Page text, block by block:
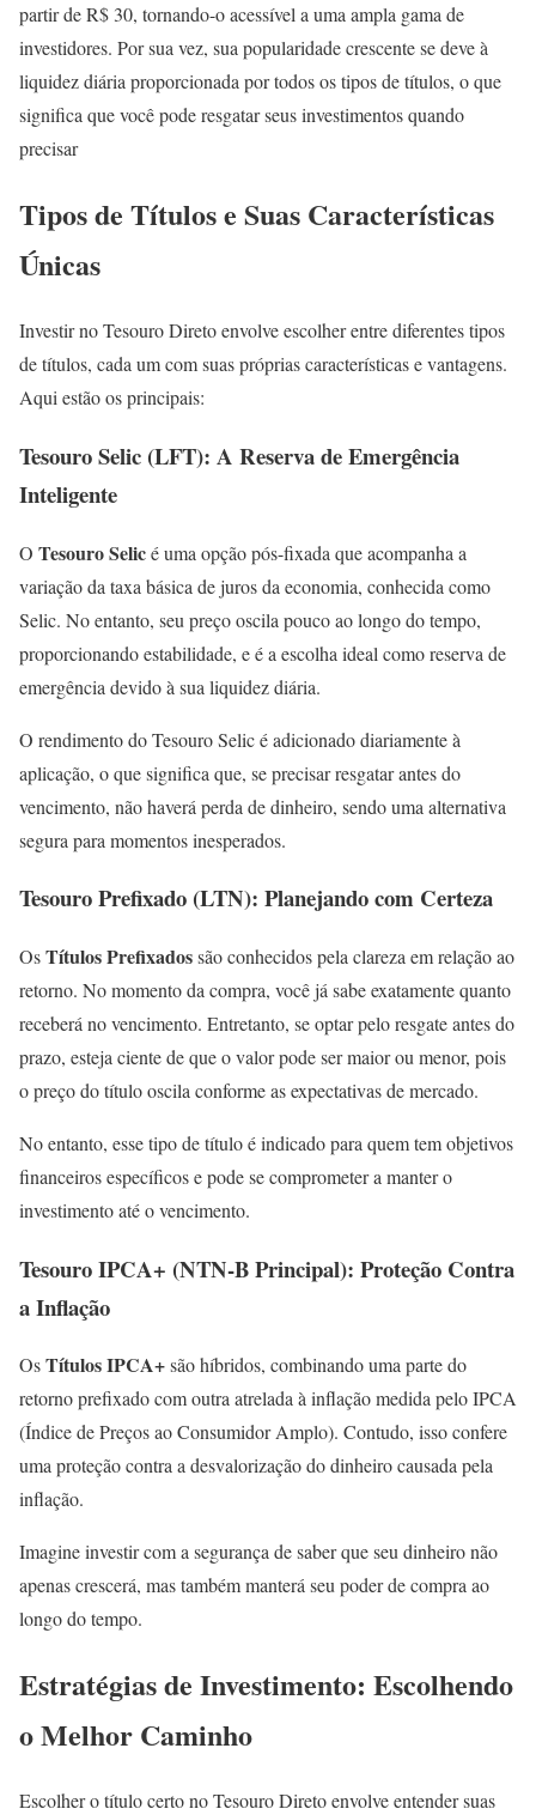
partir de R$ 30, tornando-o acessível a uma ampla gama de
investidores. Por sua vez, sua popularidade crescente se deve à
liquidez diária proporcionada por todos os tipos de títulos, o que
significa que você pode resgatar seus investimentos quando
precisar
Tipos de Títulos e Suas Características
Únicas
Investir no Tesouro Direto envolve escolher entre diferentes tipos
de títulos, cada um com suas próprias características e vantagens.
Aqui estão os principais:
Tesouro Selic (LFT): A Reserva de Emergência
Inteligente
O Tesouro Selicé uma opção pós-fixada que acompanha a
variação da taxa básica de juros da economia, conhecida como
Selic. No entanto, seu preço oscila pouco ao longo do tempo,
proporcionando estabilidade, e é a escolha ideal como reserva de
emergência devido à sua liquidez diária.
O rendimento do Tesouro Selic é adicionado diariamente à
aplicação, o que significa que, se precisar resgatar antes do
vencimento, não haverá perda de dinheiro, sendo uma alternativa
segura para momentos inesperados.
Tesouro Prefixado (LTN): Planejando com Certeza
OsTítulos Prefixadossão conhecidos pela clareza em relação ao
retorno. No momento da compra, você já sabe exatamente quanto
receberá no vencimento. Entretanto, se optar pelo resgate antes do
prazo, esteja ciente de que o valor pode ser maior ou menor, pois
o preço do título oscila conforme as expectativas de mercado.
No entanto, esse tipo de título é indicado para quem tem objetivos
financeiros específicos e pode se comprometer a manter o
investimento até o vencimento.
Tesouro IPCA+ (NTN-B Principal): Proteção Contra
a Inflação
OsTítulos IPCA+são híbridos, combinando uma parte do
retorno prefixado com outra atrelada à inflação medida pelo IPCA
(Índice de Preços ao Consumidor Amplo). Contudo, isso confere
uma proteção contra a desvalorização do dinheiro causada pela
inflação.
Imagine investir com a segurança de saber que seu dinheiro não
apenas crescerá, mas também manterá seu poder de compra ao
longo do tempo.
Estratégias de Investimento: Escolhendo
o Melhor Caminho
Escolher o título certo no Tesouro Direto envolve entender suas